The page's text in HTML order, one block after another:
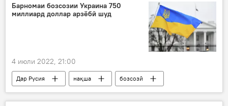
Барномаи бозсозии Украина 750
миллиард доллар арзёбӣ шуд
4 июли 2022, 21:00
Дар Русия нақша
бозсозӣ
миллиард
сарвазир Украина